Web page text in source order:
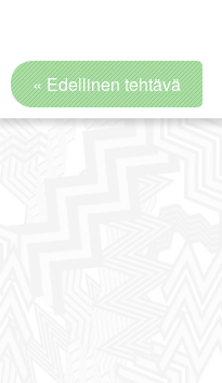
« Edellinen tehtävä